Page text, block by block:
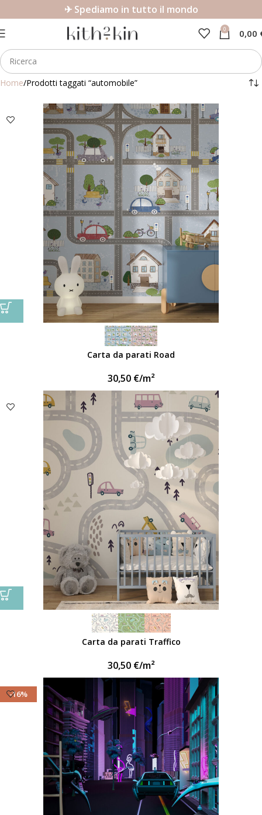
✈ Spediamo in tutto il mondo
0 0,00
Home Prodotti taggati “automobile”
Carta da parati Road
30,50 €/m²
Carta da parati Traffico
30,50 €/m²
-16%